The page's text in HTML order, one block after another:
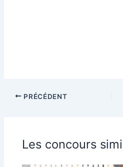
PRÉCÉDENT
Les concours